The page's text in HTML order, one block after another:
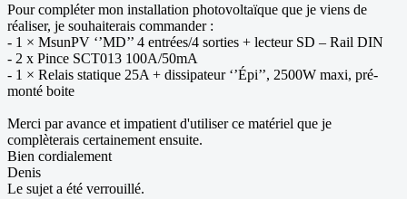
Pour compléter mon installation photovoltaïque que je viens de
réaliser, je souhaiterais commander :
- 1 × MsunPV ‘’MD’’ 4 entrées/4 sorties + lecteur SD – Rail DIN
- 2 x Pince SCT013 100A/50mA
- 1 × Relais statique 25A + dissipateur ‘’Épi’’, 2500W maxi, pré-
monté boite
Merci par avance et impatient d'utiliser ce matériel que je
complèterais certainement ensuite.
Bien cordialement
Denis
Le sujet a été verrouillé.